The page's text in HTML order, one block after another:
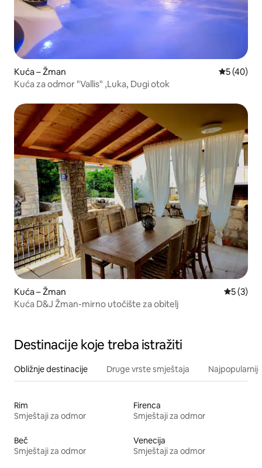
Kuća – Žman Prosječna
5 (40)
Kuća za odmor "Vallis" ,Luka, Dugi otok
Kuća – Žman
5 (3)
Kuća D&J Žman-mirno utočište za obitelj
Destinacije koje treba istražiti
Obližnje destinacije Druge vrste smještaja
Rim
Smještaji za odmor
Firenca
Smještaji za odmor
Beč
Smještaji za odmor
Venecija
Smještaji za odmor